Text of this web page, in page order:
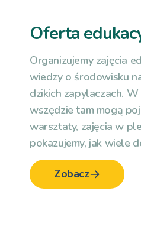
Oferta
Organizujemy zajęcia
wiedzy o środowisku
dzikich zapylaczach. W
wszędzie tam mogą
warsztaty, zajęcia w
pokazujemy, jak wiele
Zobacz